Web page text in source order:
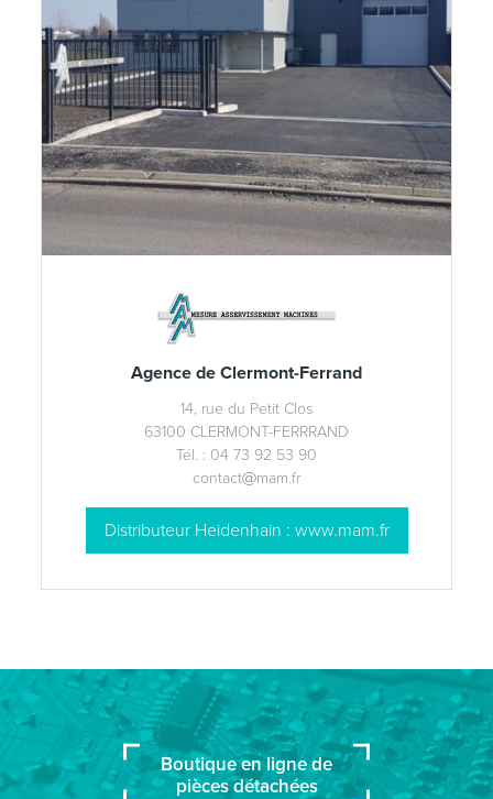
Agence de Clermont-Ferrand
14, rue du Petit Clos
63100 CLERMONT-FERRRAND
Tél. : 04 73 92 53 90
contact
mam.fr
Distributeur Heidenhain : www.mam.fr
Boutique en ligne de
pièces détachées